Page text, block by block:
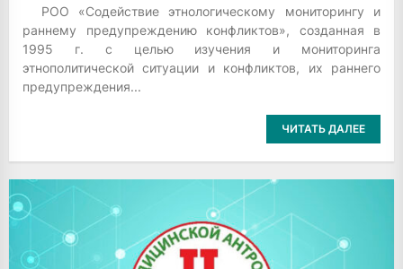
РОО «Содействие этнологическому мониторингу и
раннему предупреждению конфликтов», созданная в
1995 г. с целью изучения и мониторинга
этнополитической ситуации и конфликтов, их раннего
предупреждения...
ЧИТАТЬ ДАЛЕЕ